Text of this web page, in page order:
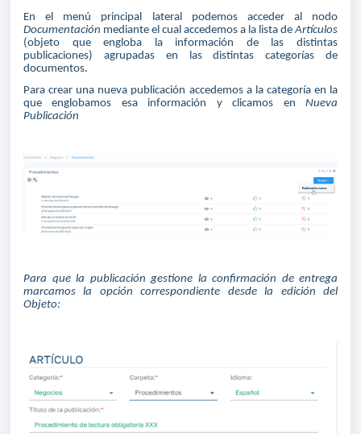
En el menú principal lateral podemos acceder al nodo
Documentación mediante el cual accedemos a la lista deArtículos
(objeto que engloba la información de las distintas
publicaciones) agrupadas en las distintas categorías de
documentos.
Para crear una nueva publicación accedemos a la categoría en la
que englobamos esa información y clicamos en Nueva
Publicación
Para que la publicación gestione la confirmación de entrega
marcamos la opción correspondiente desde la edición del
Objeto: